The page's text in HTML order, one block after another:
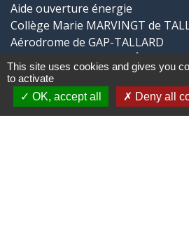
Aide ouverture énergie
Collège Marie MARVINGT de
Aérodrome de GAP-TALLARD
Trail des Balcons de
Aide ouverture gaz
Jumelages
This site uses cookies and gives you
to activate
OK, accept all
Deny all